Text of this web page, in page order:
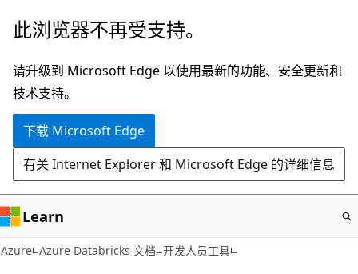
跳
主
要
内
此浏览器不再受支持。
请升级到 Microsoft Edge 以使用最新的功能、安全更新和
技术支持。
下载 Microsoft Edge
有关 Internet Explorer 和 Microsoft Edge 的详细信息
Learn
Azure Azure Databricks 文档 开发人员工具